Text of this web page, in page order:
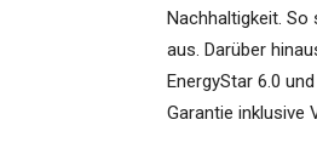
Nachhaltigkeit.
aus. Darüber
EnergyStar 6.0
Garantie inklusive